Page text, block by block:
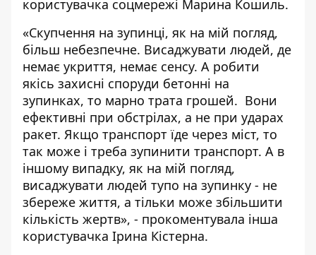
користувачка соцмережі Марина Кошиль.
«Скупчення на зупинці, як на мій погляд,
більш небезпечне. Висаджувати людей, де
немає укриття, немає сенсу. А робити
якісь захисні споруди бетонні на
зупинках, то марно трата грошей. Вони
ефективні при обстрілах, а не при ударах
ракет. Якщо транспорт їде через міст, то
так може і треба зупинити транспорт. А в
іншому випадку, як на мій погляд,
висаджувати людей тупо на зупинку - не
збереже життя, а тільки може збільшити
кількість жертв», - прокоментувала інша
користувачка Ірина Кістерна.